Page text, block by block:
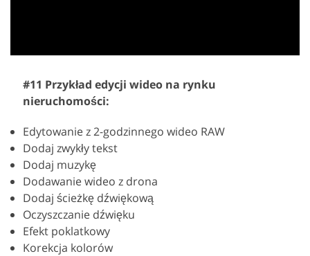
#11 Przykład edycji wideo na rynku
nieruchomości:
Edytowanie z 2-godzinnego wideo RAW
Dodaj zwykły tekst
Dodaj muzykę
Dodawanie wideo z drona
Dodaj ścieżkę dźwiękową
Oczyszczanie dźwięku
Efekt poklatkowy
Korekcja kolorów